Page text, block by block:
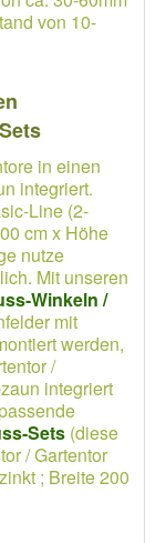
von 10-
in einen
integriert.
Line (2-
cm x Höhe
nutze
Mit unseren
Winkeln /
mit
werden,
/
integriert
Sets (diese
/ Gartentor
; Breite 200